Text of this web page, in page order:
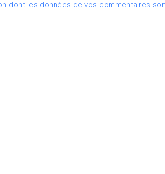
dont les données de vos commentaires